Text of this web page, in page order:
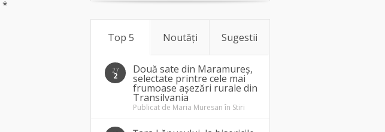
*
Top 5 Noutăți Sugestii
27
2
Două sate din Maramureș,
selectate printre cele mai
frumoase așezări rurale din
Transilvania
Publicat de Maria Muresan în Stiri